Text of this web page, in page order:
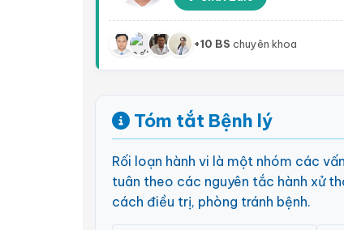
+10 BS chuyên khoa
Tóm tắt Bệnh lý
Rối loạn hành vi là một nhóm các
tuân theo các nguyên tắc hành xử
cách điều trị, phòng tránh bệnh.